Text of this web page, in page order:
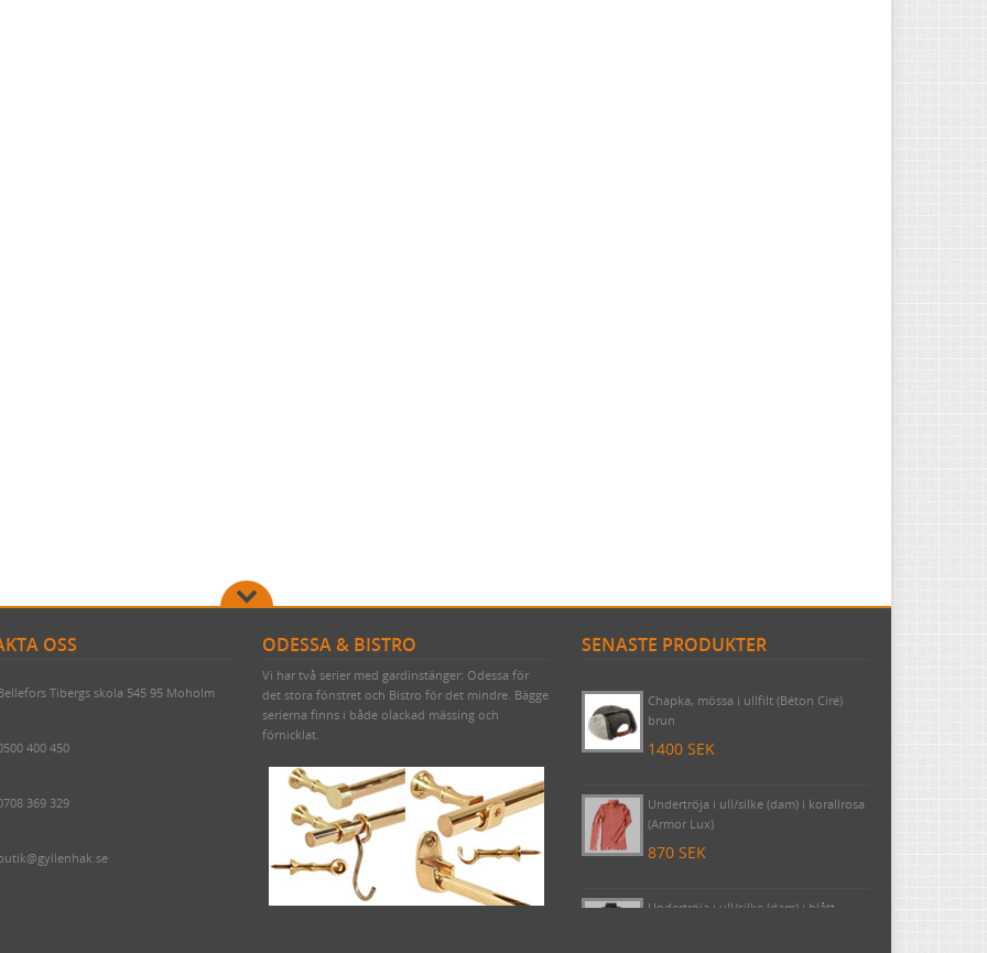
OSS
Tibergs skola 545 95 Moholm
400 450
369 329
ODESSA & BISTRO
Vi har två serier med gardinstänger: Odessa för
det stora fönstret och Bistro för det mindre. Bägge
serierna finns i både olackad mässing och
förnicklat.
SENASTE PRODUKTER
kilo (cirka 49 stycken)
425 SEK
Chapka, mössa i ullfilt (Béton Ciré)
brun
1400 SEK
Undertröja i ull/silke (dam) i korallrosa